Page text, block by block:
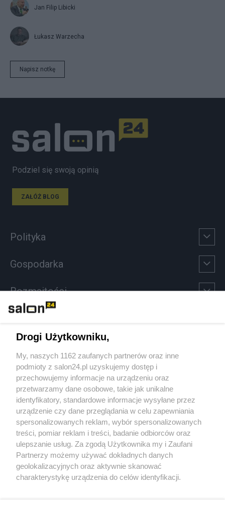
Jan Filip Libicki
Łukasz Warzecha
Napisz notkę
Podziel się swoją opinią
ZAŁÓŻ BLOG
Polityka
Gospodarka
Rozmaitości
Sport
Społeczeństwo
Kultura
X Facebook Instagram Youtube
Drogi Użytkowniku,
My, naszych 1162 zaufanych partnerów oraz inne
podmioty z salon24.pl uzyskujemy dostęp i
przechowujemy informacje na urządzeniu oraz
przetwarzamy dane osobowe, takie jak unikalne
identyfikatory, standardowe informacje wysyłane przez
urządzenie czy dane przeglądania w celu zapewniania
spersonalizowanych reklam, wybór spersonalizowanych
treści, pomiar reklam i treści, badanie odbiorców oraz
ulepszanie usług. Za zgodą Użytkownika my i Zaufani
Partnerzy możemy używać dokładnych danych
geolokalizacyjnych oraz aktywnie skanować
charakterystykę urządzenia do celów identyfikacji.